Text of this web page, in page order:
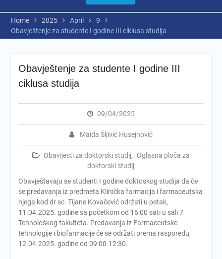
Home 2025 April
9
Obavještenje za studente I godine III ciklusa studija
Obavještenje za studente I godine III
ciklusa studija
09/04/2025
Maida Šljivić Husejnović
Obavijesti za doktorski studij,
Oglasna ploča za
doktorski studij
Obavještavaju se studenti I godine doktoskog studija da će
se predavanja iz predmeta Klinička farmacija i farmaceutska
njega kod dr sc. Tijane Kovačević održati u petak,
11.04.2025. godine sa početkom od 16:00 sati u sali 7
Tehnološkog fakulteta. Predavanja iz Farmaceutske
tehnologije i biofarmacije će se održati prema rasporedu,
12.04.2025. godine od 09:00-12:30.